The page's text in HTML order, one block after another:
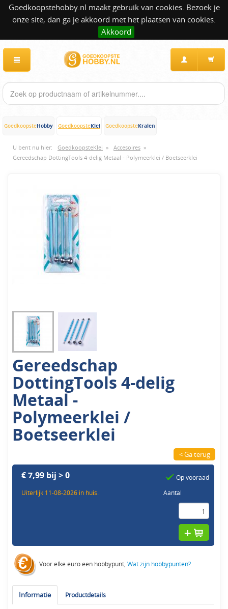
Goedkoopstehobby.nl maakt gebruik van cookies. Bezoek je
onze site, dan ga je akkoord met het plaatsen van cookies.
Akkoord
GoedkoopsteHobby GoedkoopsteKlei GoedkoopsteKralen
U bent nu hier: GoedkoopsteKlei » Accesoires »
Gereedschap DottingTools 4-delig Metaal - Polymeerklei / Boetseerklei
Gereedschap
DottingTools 4-delig
Metaal -
Polymeerklei /
Boetseerklei
< Ga terug
€ 7,99 bij > 0
Uiterlijk 11-08-2026 in huis.
Op vooraad
Aantal
Voor elke euro een hobbypunt,Wat zijn hobbypunten?
Informatie Productdetails